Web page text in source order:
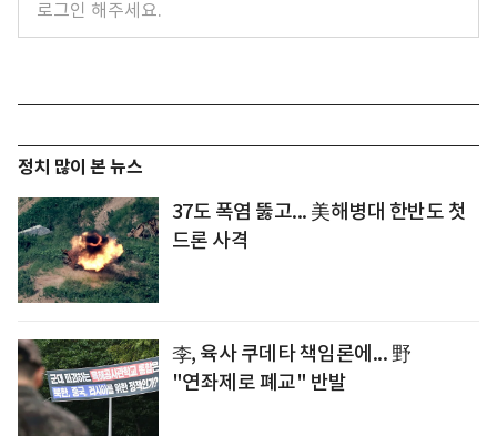
정치 많이 본 뉴스
37도 폭염 뚫고... 美해병대 한반도 첫
드론 사격
李, 육사 쿠데타 책임론에... 野
"연좌제로 폐교" 반발